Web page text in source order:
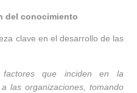
del conocimiento
clave en el desarrollo de las
que inciden en la
las organizaciones, tomando